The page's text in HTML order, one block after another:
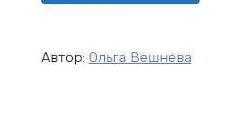
Автор: Ольга Вешнева